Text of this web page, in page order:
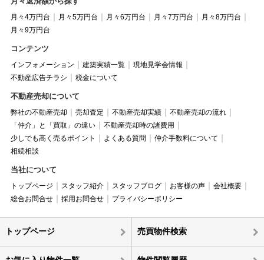
月々4万円台 月々5万円台 月々6万円台 月々7万円台
月々8万円台
月々9万円台
コンテンツ
インフォメーション 建築実績一覧
現地見学会情報
不動産広告チラシ
税金について
不動産売却について
弊社の不動産売却 売却査定 不動産売却実績
不動産売却の流れ
「仲介」と「買取」の違い
不動産売却時の諸費用
少しでも高く売るポイント
よくある質問
仲介手数料について
相続相談
当社について
トップページ スタッフ紹介 スタッフブログ お客様の声
会社概要
総合お問合せ
採用お問合せ プライバシーポリシー
トップページ 売買物件検索